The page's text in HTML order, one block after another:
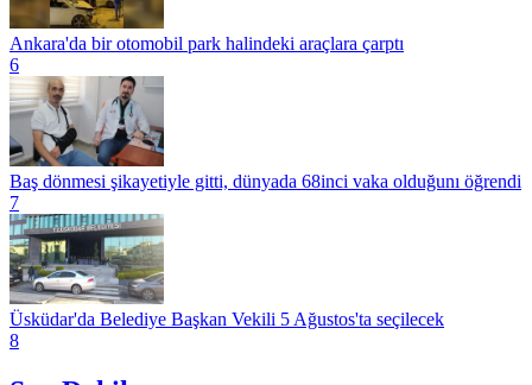
Ankara'da bir otomobil park halindeki araçlara çarptı
6
Baş dönmesi şikayetiyle gitti, dünyada 68inci vaka olduğunı öğrendi
7
Üsküdar'da Belediye Başkan Vekili 5 Ağustos'ta seçilecek
8